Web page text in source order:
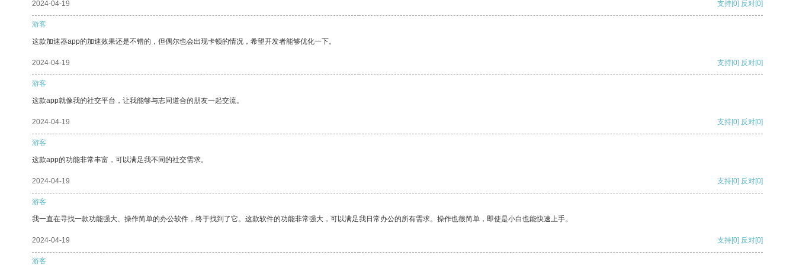
2024-04-19 支持[0] 反对[0]
游客
这款加速器app的加速效果还是不错的，但偶尔也会出现卡顿的情况，希望开发者能够优化一下。
2024-04-19 支持[0] 反对[0]
游客
这款app就像我的社交平台，让我能够与志同道合的朋友一起交流。
2024-04-19 支持[0] 反对[0]
游客
这款app的功能非常丰富，可以满足我不同的社交需求。
2024-04-19 支持[0] 反对[0]
游客
我一直在寻找一款功能强大、操作简单的办公软件，终于找到了它。这款软件的功能非常强大，可以满足我日常办公的所有需求。操作也很简单，即使是小白也能快速上手。
2024-04-19 支持[0] 反对[0]
游客